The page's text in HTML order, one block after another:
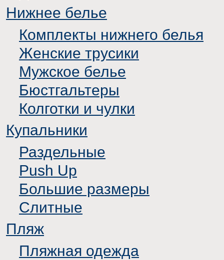
Нижнее белье
Комплекты нижнего белья
Женские трусики
Мужское белье
Бюстгальтеры
Колготки и чулки
Купальники
Раздельные
Push Up
Большие размеры
Слитные
Пляж
Пляжная одежда